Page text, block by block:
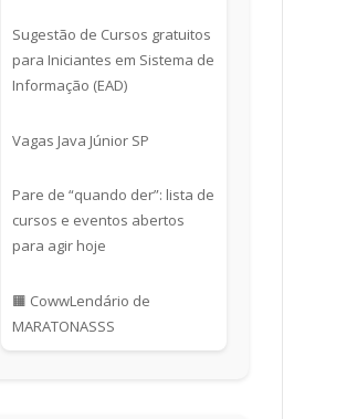
Sugestão de Cursos gratuitos
para Iniciantes em Sistema de
Informação (EAD)
Vagas Java Júnior SP
Pare de “quando der”: lista de
cursos e eventos abertos
para agir hoje
🟧 CowwLendário de
MARATONASSS